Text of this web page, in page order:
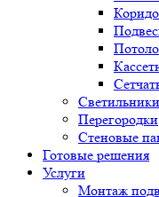
Светильники
Перегородки
Стеновые
Готовые решения
Услуги
Монтаж